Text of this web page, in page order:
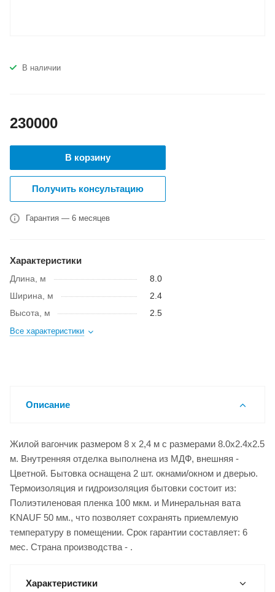
В наличии
230000
В корзину
Получить консультацию
Гарантия — 6 месяцев
Характеристики
Длина, м
8.0
Ширина, м
2.4
Высота, м
2.5
Все характеристики
Описание
Жилой вагончик размером 8 х 2,4 м с размерами 8.0x2.4x2.5
м. Внутренняя отделка выполнена из МДФ, внешняя -
Цветной. Бытовка оснащена 2 шт. окнами/окном и дверью.
Термоизоляция и гидроизоляция бытовки состоит из:
Полиэтиленовая пленка 100 мкм. и Минеральная вата
KNAUF 50 мм., что позволяет сохранять приемлемую
температуру в помещении. Срок гарантии составляет: 6
мес. Страна производства - .
Характеристики